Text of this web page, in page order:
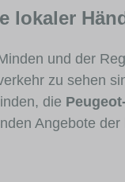
lokaler
und der
zu sehen
die
Angebote